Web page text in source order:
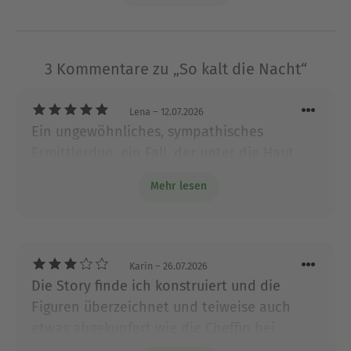
3 Kommentare zu „So kalt die Nacht“
Lena – 12.07.2026
Ein ungewöhnliches, sympathisches
Absolute Leseempfehlung!
Mehr lesen
Karin – 26.07.2026
Die Story finde ich konstruiert und die
Figuren überzeichnet und teiweise auch